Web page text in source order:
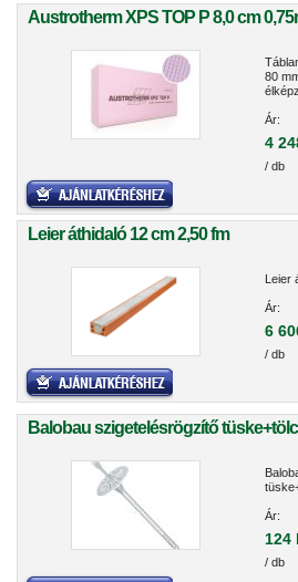
Austrotherm XPS TOP P 8,0 cm
80
Ár:
4
/ db
Leier áthidaló 12 cm 2,50 fm
Leier
Ár:
6
/ db
Balobau szigetelésrögzítő
Ár:
124
/ db